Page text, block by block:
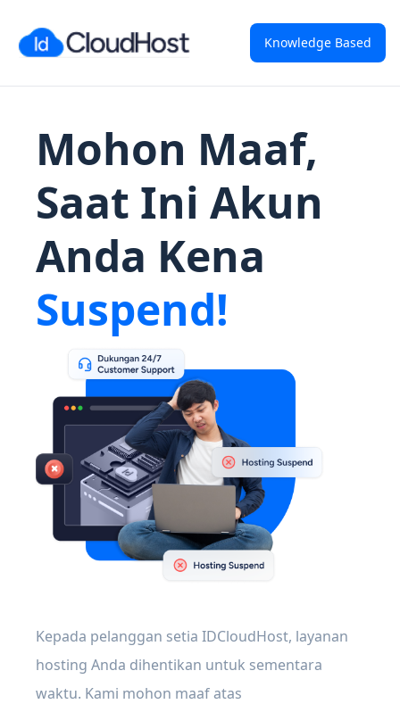
Knowledge Based
Mohon Maaf,
Saat Ini Akun
Anda Kena
Suspend!
Kepada pelanggan setia IDCloudHost, layanan
hosting Anda dihentikan untuk sementara
waktu. Kami mohon maaf atas